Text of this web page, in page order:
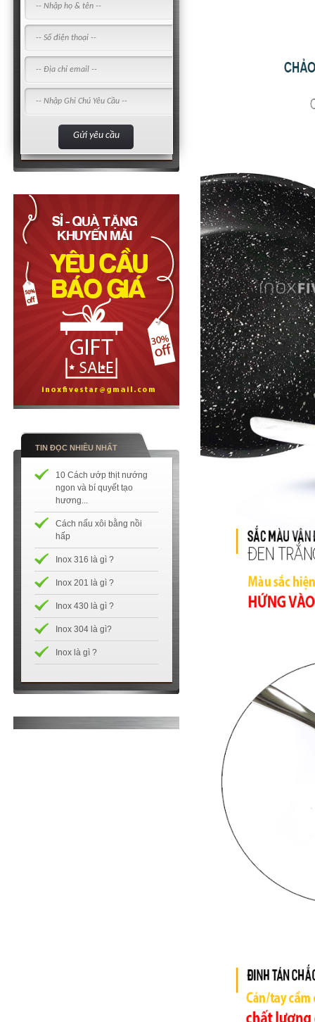
TIN ĐỌC NHIỀU NHẤT
10 Cách ướp thịt nướng
ngon và bí quyết tạo
hương...
Cách nấu xôi bằng nồi
hấp
Inox 316 là gì ?
Inox 201 là gì ?
Inox 430 là gì ?
Inox 304 là gì?
Inox là gì ?